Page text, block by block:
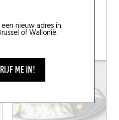
nieuw adres in
of Wallonië.
ME IN!
Brussel (1050)